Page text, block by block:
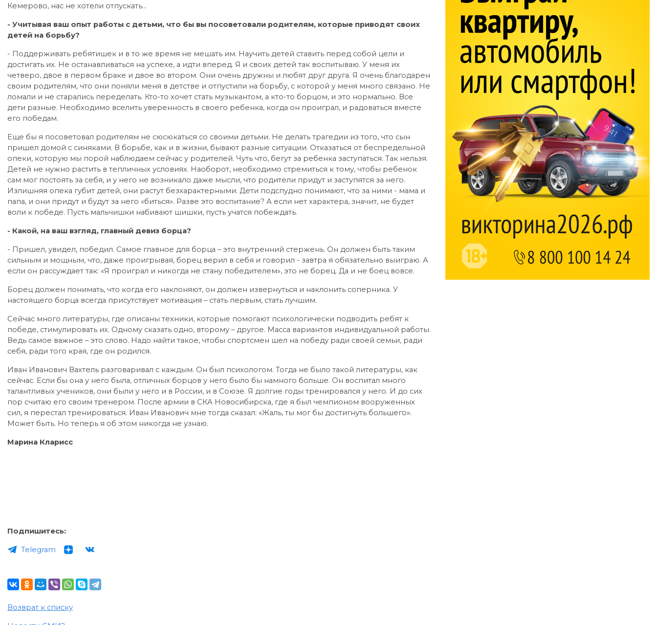
Кемерово, нас не хотели отпускать…
- Учитывая ваш опыт работы с детьми, что бы вы посоветовали родителям, которые приводят своих
детей на борьбу?
- Поддерживать ребятишек и в то же время не мешать им. Научить детей ставить перед собой цели и
достигать их. Не останавливаться на успехе, а идти вперед. Я и своих детей так воспитываю. У меня их
четверо, двое в первом браке и двое во втором. Они очень дружны и любят друг друга. Я очень благодарен
своим родителям, что они поняли меня в детстве и отпустили на борьбу, с которой у меня много связано. Не
ломали и не старались переделать. Кто-то хочет стать музыкантом, а кто-то борцом, и это нормально. Все
дети разные. Необходимо вселить уверенность в своего ребенка, когда он проиграл, и радоваться вместе
его победам.
Еще бы я посоветовал родителям не сюсюкаться со своими детьми. Не делать трагедии из того, что сын
пришел домой с синяками. В борьбе, как и в жизни, бывают разные ситуации. Отказаться от беспредельной
опеки, которую мы порой наблюдаем сейчас у родителей. Чуть что, бегут за ребенка заступаться. Так нельзя.
Детей не нужно растить в тепличных условиях. Наоборот, необходимо стремиться к тому, чтобы ребенок
сам мог постоять за себя, и у него не возникало даже мысли, что родители придут и заступятся за него.
Излишняя опека губит детей, они растут безхарактерными. Дети подспудно понимают, что за ними - мама и
папа, и они придут и будут за него «биться». Разве это воспитание? А если нет характера, значит, не будет
воли к победе. Пусть мальчишки набивают шишки, пусть учатся побеждать.
- Какой, на ваш взгляд, главный девиз борца?
- Пришел, увидел, победил. Самое главное для борца – это внутренний стержень. Он должен быть таким
сильным и мощным, что, даже проигрывая, борец верил в себя и говорил - завтра я обязательно выиграю. А
если он рассуждает так: «Я проиграл и никогда не стану победителем», это не борец. Да и не боец вовсе.
Борец должен понимать, что когда его наклоняют, он должен извернуться и наклонить соперника. У
настоящего борца всегда присутствует мотивация – стать первым, стать лучшим.
Сейчас много литературы, где описаны техники, которые помогают психологически подводить ребят к
победе, стимулировать их. Одному сказать одно, второму – другое. Масса вариантов индивидуальной работы.
Ведь самое важное – это слово. Надо найти такое, чтобы спортсмен шел на победу ради своей семьи, ради
себя, ради того края, где он родился.
Иван Иванович Вахтель разговаривал с каждым. Он был психологом. Тогда не было такой литературы, как
сейчас. Если бы она у него была, отличных борцов у него было бы намного больше. Он воспитал много
талантливых учеников, они были у него и в России, и в Союзе. Я долгие годы тренировался у него. И до сих
пор считаю его своим тренером. После армии в СКА Новосибирска, где я был чемпионом вооруженных
сил, я перестал тренироваться. Иван Иванович мне тогда сказал: «Жаль, ты мог бы достигнуть большего».
Может быть. Но теперь я об этом никогда не узнаю.
Марина Кларисс
Подпишитесь:
Telegram
Возврат к списку